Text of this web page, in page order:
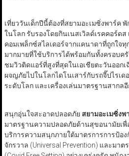
เที่ยววันเด็กปีนี้ต้องที่สยามอะเมซิ่งพาร์ค
ในโลก รับรองโดยกินเนสเวิลด์เรคคอร์ด
คอมเพล็กซ์สไลเดอร์จากแคนาดาที่ถูกใจทุ
มากมายที่ใช้บริการได้พร้อมกันทั้งครอบค
ชมวิวติดแอร์ที่สูงที่สุดในเอเชียตะวันออกเ
ผจญภัยไปในโลกไดโนเสาร์กับรถจี๊ปไรเ
ระดับโลก และเครื่องเล่นมาตรฐานสากล
สนุกอุ่นใจสะอาดปลอดภัย สยามอะเมซิ่งพ
มาตรฐานความปลอดภัยด้านสุขอนามัยเพื่
บริการความสนุกภายใต้มาตรการการป้อ
จักรวาล (Universal Prevention) และมา